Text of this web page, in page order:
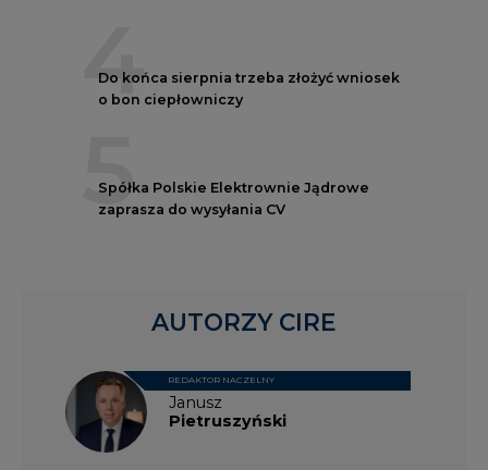
4
Do końca sierpnia trzeba złożyć wniosek
o bon ciepłowniczy
5
Spółka Polskie Elektrownie Jądrowe
zaprasza do wysyłania CV
Janusz
Pietruszyński
REDAKTOR NACZELNY
AUTORZY CIRE